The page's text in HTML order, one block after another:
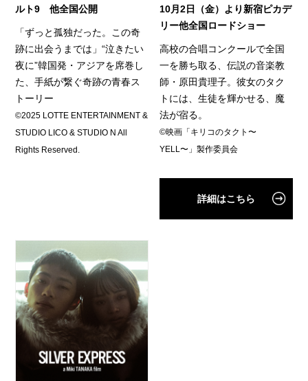
ルト9 他全国公開
「ずっと孤独だった。この奇
跡に出会うまでは」“泣きたい
夜に”韓国発・アジアを席巻し
た、手紙が繋ぐ奇跡の青春ス
トーリー
©2025 LOTTE ENTERTAINMENT &
STUDIO LICO & STUDIO N All
Rights Reserved.
10⽉2⽇（⾦）より新宿ピカデ
リー他全国ロードショー
高校の合唱コンクールで全国
一を勝ち取る、伝説の音楽教
師・原田貴理子。彼女のタク
トには、生徒を輝かせる、魔
法が宿る。
©映画「キリコのタクト〜
YELL〜」製作委員会
詳細はこちら